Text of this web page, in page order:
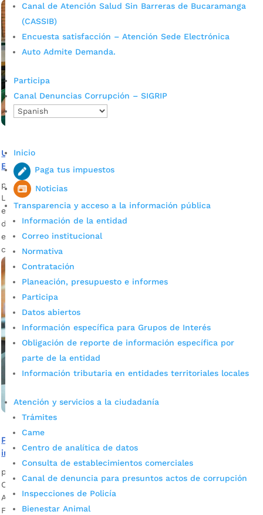
Canal de Atención Salud Sin Barreras de Bucaramanga
(CASSIB)
Encuesta satisfacción – Atención Sede Electrónica
Auto Admite Demanda.
Participa
Canal Denuncias Corrupción – SIGRIP
Inicio
Paga tus impuestos
Noticias
Transparencia y acceso a la información pública
Información de la entidad
Correo institucional
Normativa
Contratación
Planeación, presupuesto e informes
Participa
Datos abiertos
Información específica para Grupos de Interés
Obligación de reporte de información específica por
parte de la entidad
Información tributaria en entidades territoriales locales
Atención y servicios a la ciudadanía
Trámites
Came
Centro de analítica de datos
Consulta de establecimientos comerciales
Canal de denuncia para presuntos actos de corrupción
Inspecciones de Policía
Bienestar Animal
Un PAE especial tendrán los niños de colegios oficiales de
Bucaramanga
porEdgar Augusto Sánchez
La celebración de disfraces en el mes de octubre se
extiende al Programa de Alimentación Escolar que tendrá un
detalle especial el jueves 26 de octubre.. Más de 36 mil
estudiantes disfrutarán de este alimento preparado para
celebrar la ocasión.
PAE beneficia a todos los niños y jóvenes que estudian en
instituciones educativas rurales
por
Conozca en esta nota los logros del Programa de
Alimentación Escolar, PAE en el sector rural de la ciudad.
Fotografía: Prensa Alcaldía de Bucaramanga. El compromiso